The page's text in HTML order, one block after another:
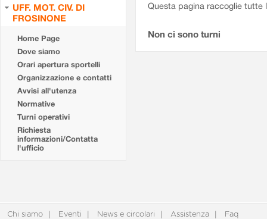
UFF. MOT. CIV. DI
FROSINONE
Home Page
Dove siamo
Orari apertura sportelli
Organizzazione e contatti
Avvisi all'utenza
Normative
Turni operativi
Richiesta
informazioni/Contatta
l'ufficio
Questa pagina raccoglie tutte
Non ci sono turni
Chi siamo Eventi News e circolari Assistenza Faq